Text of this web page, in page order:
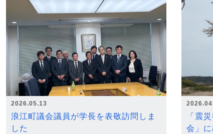
2026.05.13
浪江町議会議員が学長を表敬訪問しま
した
「震
会」